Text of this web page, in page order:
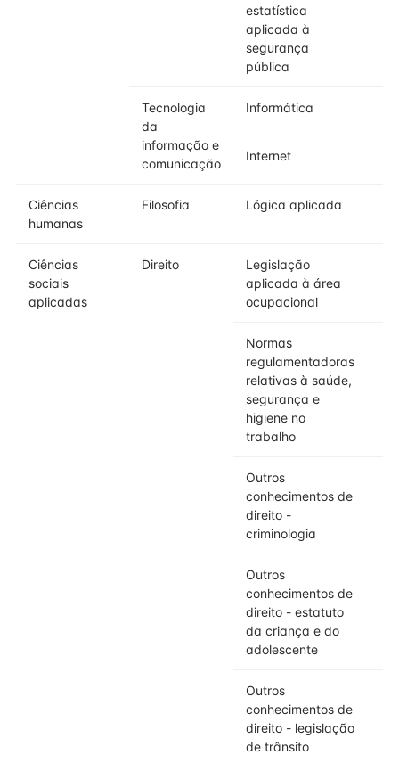
estatística
aplicada à
segurança
pública
Tecnologia
da
informação e
comunicação
Informática
Internet
Ciências
humanas
Filosofia Lógica aplicada
Ciências
sociais
aplicadas
Direito
Legislação
aplicada à área
ocupacional
Normas
regulamentadoras
relativas à saúde,
segurança e
higiene no
trabalho
Outros
conhecimentos de
direito -
criminologia
Outros
conhecimentos de
direito - estatuto
da criança e do
adolescente
Outros
conhecimentos de
direito - legislação
de trânsito